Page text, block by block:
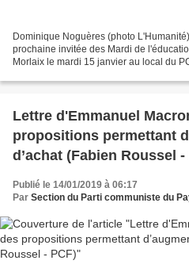
Dominique Noguères (photo
prochaine invitée des Mardi de
Morlaix le mardi 15 janvier au local du
Lettre d'Emmanuel
propositions permettant
d’achat (Fabien Roussel -
Publié le 14/01/2019 à 06:17
Par Section du Parti communiste du